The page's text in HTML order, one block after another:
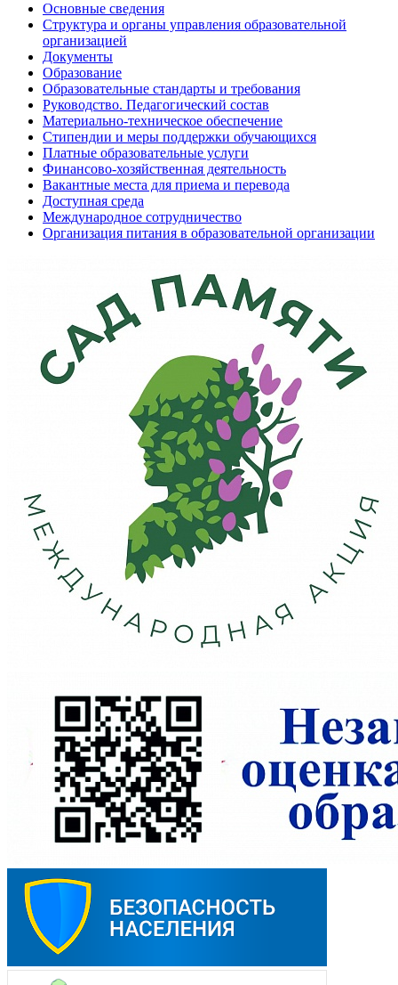
Основные сведения
Структура и органы управления образовательной
организацией
Документы
Образование
Образовательные стандарты и требования
Руководство. Педагогический состав
Материально-техническое обеспечение
Стипендии и меры поддержки обучающихся
Платные образовательные услуги
Финансово-хозяйственная деятельность
Вакантные места для приема и перевода
Доступная среда
Международное сотрудничество
Организация питания в образовательной организации